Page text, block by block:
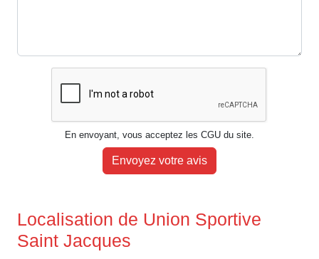
En envoyant, vous acceptez les CGU du site.
Envoyez votre avis
Localisation de Union Sportive
Saint Jacques